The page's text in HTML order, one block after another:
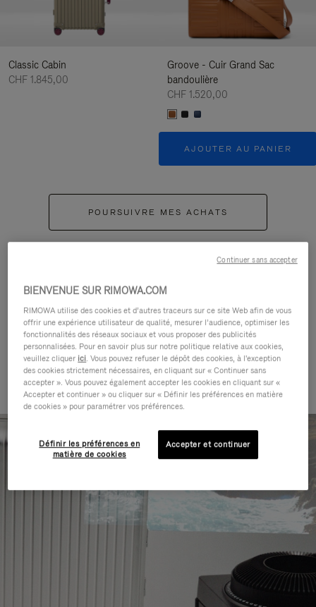
Classic Cabin
CHF 1.845,00
Groove - Cuir Grand Sac
bandoulière
CHF 1.520,00
AJOUTER AU PANIER
POURSUIVRE MES ACHATS
CATÉGORIES
Trouvez un compagnon pour
chaque voyage
BIENVENUE SUR RIMOWA.COM
RIMOWA utilise des cookies et d’autres traceurs sur ce site Web afin de vous
offrir une expérience utilisateur de qualité, mesurer l’audience, optimiser les
fonctionnalités des réseaux sociaux et vous proposer des publicités
personnalisées. Pour en savoir plus sur notre politique relative aux cookies,
veuillez cliquer ici. Vous pouvez refuser le dépôt des cookies, à l'exception
des cookies strictement nécessaires, en cliquant sur « Continuer sans
accepter ». Vous pouvez également accepter les cookies en cliquant sur «
Accepter et continuer » ou cliquer sur « Définir les préférences en matière
de cookies » pour paramétrer vos préférences.
Définir les préférences en
matière de cookies
Accepter et continuer
Continuer sans accepter